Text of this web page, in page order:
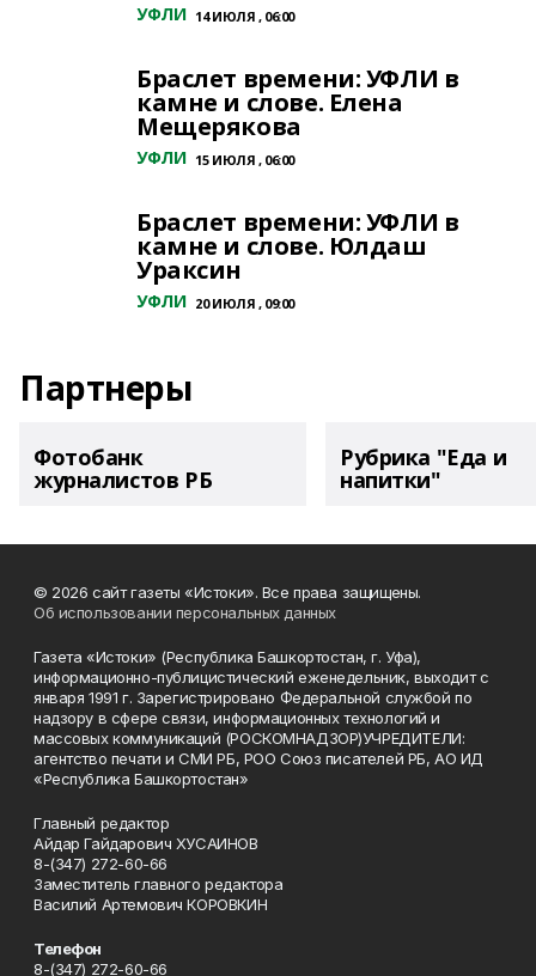
УФЛИ 14 ИЮЛЯ , 06:00
Браслет времени: УФЛИ в
камне и слове. Елена
Мещерякова
УФЛИ 15 ИЮЛЯ , 06:00
Браслет времени: УФЛИ в
камне и слове. Юлдаш
Ураксин
УФЛИ 20 ИЮЛЯ , 09:00
Партнеры
Фотобанк
журналистов РБ
Рубрика "Еда и
напитки"
© 2026 сайт газеты «Истоки». Все права защищены.
Об использовании персональных данных
Газета «Истоки» (Республика Башкортостан, г. Уфа),
информационно-публицистический еженедельник, выходит с
января 1991 г. Зарегистрировано Федеральной службой по
надзору в сфере связи, информационных технологий и
массовых коммуникаций (РОСКОМНАДЗОР)УЧРЕДИТЕЛИ:
агентство печати и СМИ РБ, РОО Союз писателей РБ, АО ИД
«Республика Башкортостан»
Главный редактор
Айдар Гайдарович ХУСАИНОВ
8-(347) 272-60-66
Заместитель главного редактора
Василий Артемович КОРОВКИН
Телефон
8-(347) 272-60-66